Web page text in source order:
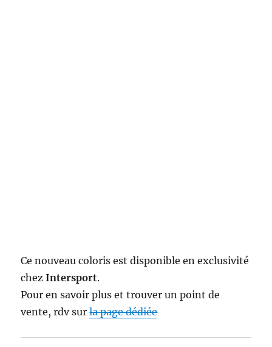
Ce nouveau coloris est disponible en exclusivité
chezIntersport.
Pour en savoir plus et trouver un point de
vente, rdv surla page dédiée